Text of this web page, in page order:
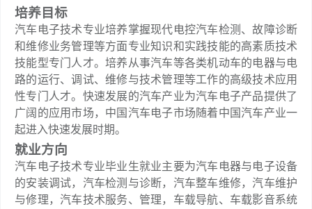
培养目标
汽车电子技术专业培养掌握现代电控汽车检测、故障诊断
和维修业务管理等方面专业知识和实践技能的高素质技术
技能型专门人才。培养从事汽车等各类机动车的电器与电
路的运行、调试、维修与技术管理等工作的高级技术应用
性专门人才。快速发展的汽车产业为汽车电子产品提供了
广阔的应用市场，中国汽车电子市场随着中国汽车产业一
起进入快速发展时期。
就业方向
汽车电子技术专业毕业生就业主要为汽车电器与电子设备
的安装调试，汽车检测与诊断，汽车整车维修，汽车维护
与修理，汽车技术服务、管理，车载导航、车载影音系统